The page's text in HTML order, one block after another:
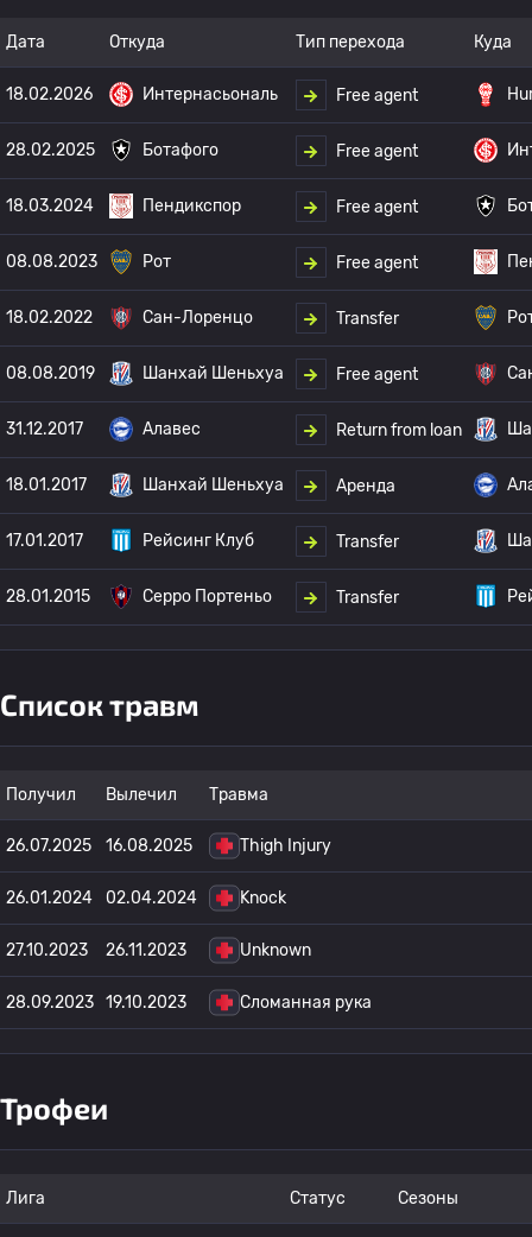
Дата Откуда Тип перехода Куда
18.02.2026 Интернасьональ Free agent
28.02.2025 Ботафого Free agent
18.03.2024 Пендикспор Free agent
08.08.2023 Рот Free agent
18.02.2022 Сан-Лоренцо Transfer
08.08.2019 Шанхай Шеньхуа Free agent
31.12.2017 Алавес Return from loan
18.01.2017 Шанхай Шеньхуа Аренда
17.01.2017 Рейсинг Клуб Transfer
28.01.2015 Серро Портеньо Transfer
Список травм
Получил Вылечил Травма
26.07.2025 16.08.2025 Thigh Injury
26.01.2024 02.04.2024 Knock
27.10.2023 26.11.2023 Unknown
28.09.2023 19.10.2023 Сломанная рука
Трофеи
Лига Статус Сезоны